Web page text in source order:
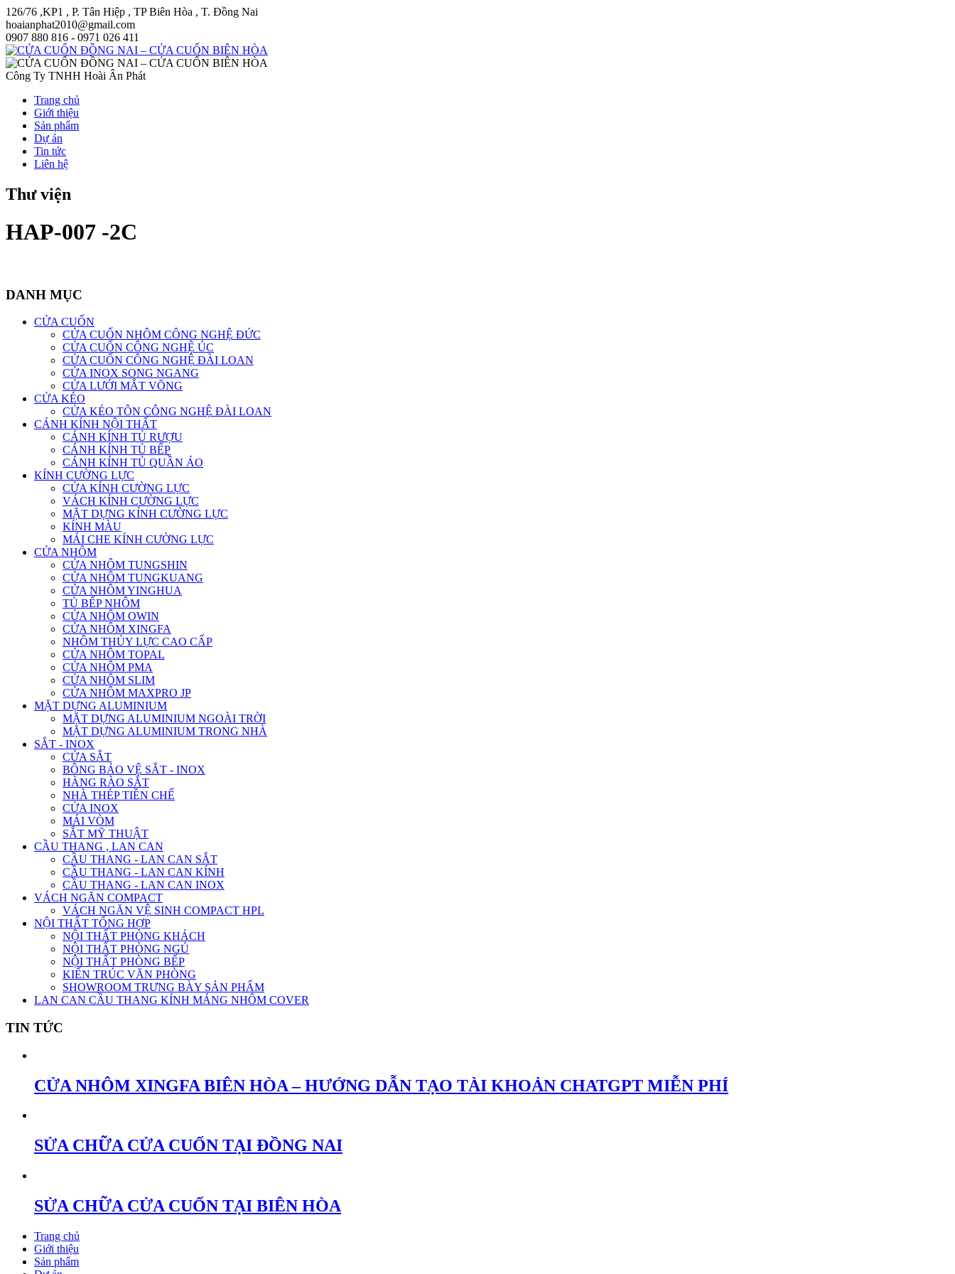
126/76 ,KP1 , P. Tân Hiệp , TP Biên Hòa , T. Đồng Nai
hoaianphat2010@gmail.com
0907 880 816 - 0971 026 411
Công Ty TNHH Hoài Ân Phát
Trang chủ
Giới thiệu
Sản phẩm
Dự án
Tin tức
Liên hệ
Thư viện
HAP-007 -2C
DANH MỤC
CỬA CUỐN
CỬA CUỐN NHÔM CÔNG NGHỆ ĐỨC
CỬA CUỐN CÔNG NGHỆ ÚC
CỬA CUỐN CÔNG NGHỆ ĐÀI LOAN
CỬA INOX SONG NGANG
CỬA LƯỚI MẮT VÕNG
CỬA KÉO
CỬA KÉO TÔN CÔNG NGHỆ ĐÀI LOAN
CÁNH KÍNH NỘI THẤT
CÁNH KÍNH TỦ RƯỢU
CÁNH KÍNH TỦ BẾP
CÁNH KÍNH TỦ QUẦN ÁO
KÍNH CƯỜNG LỰC
CỬA KÍNH CƯỜNG LỰC
VÁCH KÍNH CƯỜNG LỰC
MẶT DỰNG KÍNH CƯỜNG LỰC
KÍNH MÀU
MÁI CHE KÍNH CƯỜNG LỰC
CỬA NHÔM
CỬA NHÔM TUNGSHIN
CỬA NHÔM TUNGKUANG
CỬA NHÔM YINGHUA
TỦ BẾP NHÔM
CỬA NHÔM OWIN
CỬA NHÔM XINGFA
NHÔM THỦY LỰC CAO CẤP
CỬA NHÔM TOPAL
CỬA NHÔM PMA
CỬA NHÔM SLIM
CỬA NHÔM MAXPRO JP
MẶT DỰNG ALUMINIUM
MẶT DỰNG ALUMINIUM NGOÀI TRỜI
MẶT DỰNG ALUMINIUM TRONG NHÀ
SẮT - INOX
CỬA SẮT
BÔNG BẢO VỆ SẮT - INOX
HÀNG RÀO SẮT
NHÀ THÉP TIỀN CHẾ
CỬA INOX
MÁI VÒM
SẮT MỸ THUẬT
CẦU THANG , LAN CAN
CẦU THANG - LAN CAN SẮT
CẦU THANG - LAN CAN KÍNH
CẦU THANG - LAN CAN INOX
VÁCH NGĂN COMPACT
VÁCH NGĂN VỆ SINH COMPACT HPL
NỘI THẤT TỔNG HỢP
NỘI THẤT PHÒNG KHÁCH
NỘI THẤT PHÒNG NGỦ
NỘI THẤT PHÒNG BẾP
KIẾN TRÚC VĂN PHÒNG
SHOWROOM TRƯNG BÀY SẢN PHẨM
LAN CAN CẦU THANG KÍNH MÁNG NHÔM COVER
TIN TỨC
CỬA NHÔM XINGFA BIÊN HÒA – HƯỚNG DẪN TẠO TÀI KHOẢN CHATGPT MIỄN PHÍ
SỬA CHỮA CỬA CUỐN TẠI ĐỒNG NAI
SỬA CHỮA CỬA CUỐN TẠI BIÊN HÒA
Trang chủ
Giới thiệu
Sản phẩm